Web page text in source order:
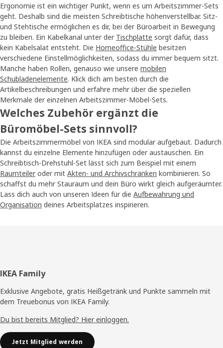
Ergonomie ist ein wichtiger Punkt, wenn es um Arbeitszimmer-Sets
geht. Deshalb sind die meisten Schreibtische höhenverstellbar. Sitz-
und Stehtische ermöglichen es dir, bei der Büroarbeit in Bewegung
zu bleiben. Ein Kabelkanal unter der Tischplatte sorgt dafür, dass
kein Kabelsalat entsteht. Die Homeoffice-Stühle besitzen
verschiedene Einstellmöglichkeiten, sodass du immer bequem sitzt.
Manche haben Rollen, genauso wie unsere mobilen
Schubladenelemente. Klick dich am besten durch die
Artikelbeschreibungen und erfahre mehr über die speziellen
Merkmale der einzelnen Arbeitszimmer-Möbel-Sets.
Welches Zubehör ergänzt die
Büromöbel-Sets sinnvoll?
Die Arbeitszimmermöbel von IKEA sind modular aufgebaut. Dadurch
kannst du einzelne Elemente hinzufügen oder austauschen. Ein
Schreibtisch-Drehstuhl-Set lässt sich zum Beispiel mit einem
Raumteiler oder mit Akten- und Archivschränken kombinieren. So
schaffst du mehr Stauraum und dein Büro wirkt gleich aufgeräumter.
Lass dich auch von unseren Ideen für die Aufbewahrung und
Organisation deines Arbeitsplatzes inspirieren.
Fußzeile
IKEA Family
Exklusive Angebote, gratis Heißgetränk und Punkte sammeln mit
dem Treuebonus von IKEA Family.
Du bist bereits Mitglied? Hier einloggen.
Jetzt Mitglied werden